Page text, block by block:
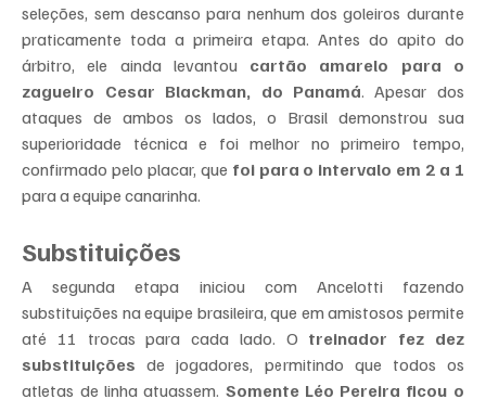
seleções, sem descanso para nenhum dos goleiros durante
praticamente toda a primeira etapa. Antes do apito do
árbitro, ele ainda levantou cartão amarelo para o
zagueiro Cesar Blackman, do Panamá. Apesar dos
ataques de ambos os lados, o Brasil demonstrou sua
superioridade técnica e foi melhor no primeiro tempo,
confirmado pelo placar, que foi para o intervalo em 2 a 1
para a equipe canarinha.
Substituições
A segunda etapa iniciou com Ancelotti fazendo
substituições na equipe brasileira, que em amistosos permite
até 11 trocas para cada lado. O treinador fez dez
substituições de jogadores, permitindo que todos os
atletas de linha atuassem. Somente Léo Pereira ficou o